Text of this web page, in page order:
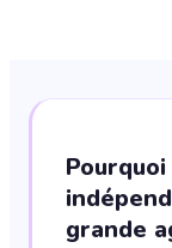
grande